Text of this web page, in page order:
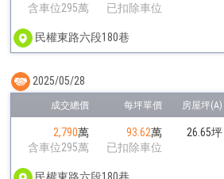
含車位295萬
已扣除車位
民權東路六段180巷
2,790萬
含車位295萬
93.62萬
已扣除車位
26.65坪
民權東路六段180巷
2025/05/28